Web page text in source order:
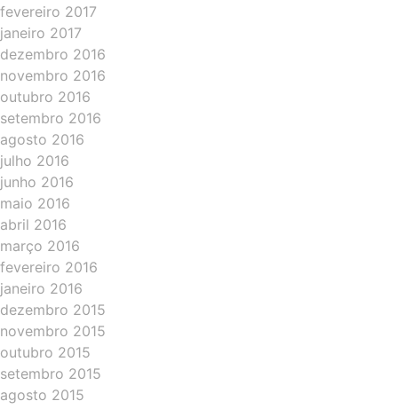
fevereiro 2017
janeiro 2017
dezembro 2016
novembro 2016
outubro 2016
setembro 2016
agosto 2016
julho 2016
junho 2016
maio 2016
abril 2016
março 2016
fevereiro 2016
janeiro 2016
dezembro 2015
novembro 2015
outubro 2015
setembro 2015
agosto 2015